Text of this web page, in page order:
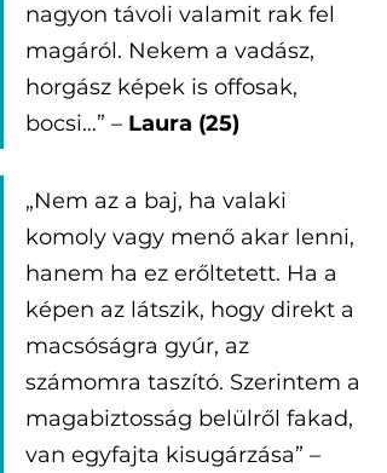
nagyon távoli valamit rak fel
magáról. Nekem a vadász,
horgász képek is offosak,
bocsi…” – Laura (25)
„Nem az a baj, ha valaki
komoly vagy menő akar lenni,
hanem ha ez erőltetett. Ha a
képen az látszik, hogy direkt a
macsóságra gyúr, az
számomra taszító. Szerintem a
magabiztosság belülről fakad,
van egyfajta kisugárzása” –